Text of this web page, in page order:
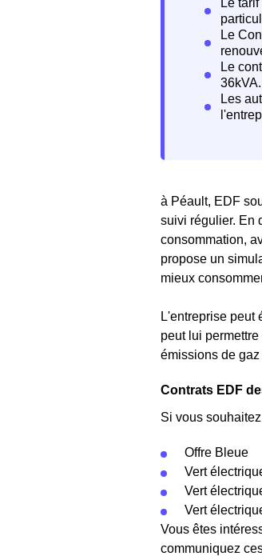
à Péault, EDF
suivi régulier. En
consommation,
propose un
mieux
L'entreprise peut
peut lui
émissions de gaz
Contrats EDF
Si vous
Offre Bleue
Vert
Vert
Vert
Vous êtes
communiquez